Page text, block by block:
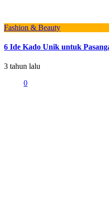
Fashion & Beauty
6 Ide Kado Unik untuk
3 tahun lalu
0